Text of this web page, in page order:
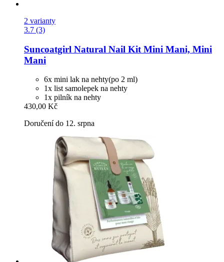
2 varianty
3.7 (3)
Suncoatgirl Natural Nail Kit Mini Mani, Mini
Mani
6x mini lak na nehty(po 2 ml)
1x list samolepek na nehty
1x pilník na nehty
430,00 Kč
Doručení do 12. srpna